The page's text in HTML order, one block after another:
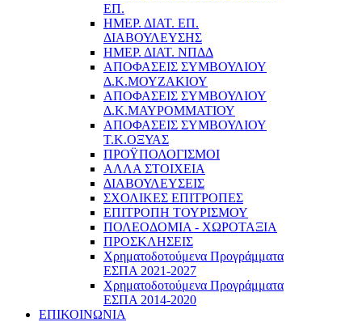
ΕΠ.
ΗΜΕΡ. ΔΙΑΤ. ΕΠ.
ΔΙΑΒΟΥΛΕΥΣΗΣ
ΗΜΕΡ. ΔΙΑΤ. ΝΠΔΔ
ΑΠΟΦΑΣΕΙΣ ΣΥΜΒΟΥΛΙΟΥ
Δ.Κ.ΜΟΥΖΑΚΙΟΥ
ΑΠΟΦΑΣΕΙΣ ΣΥΜΒΟΥΛΙΟΥ
Δ.Κ.ΜΑΥΡΟΜΜΑΤΙΟΥ
ΑΠΟΦΑΣΕΙΣ ΣΥΜΒΟΥΛΙΟΥ
Τ.Κ.ΟΞΥΑΣ
ΠΡΟΫΠΟΛΟΓΙΣΜΟΙ
ΑΛΛΑ ΣΤΟΙΧΕΙΑ
ΔΙΑΒΟΥΛΕΥΣΕΙΣ
ΣΧΟΛΙΚΕΣ ΕΠΙΤΡΟΠΕΣ
ΕΠΙΤΡΟΠΗ ΤΟΥΡΙΣΜΟΥ
ΠΟΛΕΟΔΟΜΙΑ - ΧΩΡΟΤΑΞΙΑ
ΠΡΟΣΚΛΗΣΕΙΣ
Χρηματοδοτούμενα Προγράμματα
ΕΣΠΑ 2021-2027
Χρηματοδοτούμενα Προγράμματα
ΕΣΠΑ 2014-2020
ΕΠΙΚΟΙΝΩΝΙΑ